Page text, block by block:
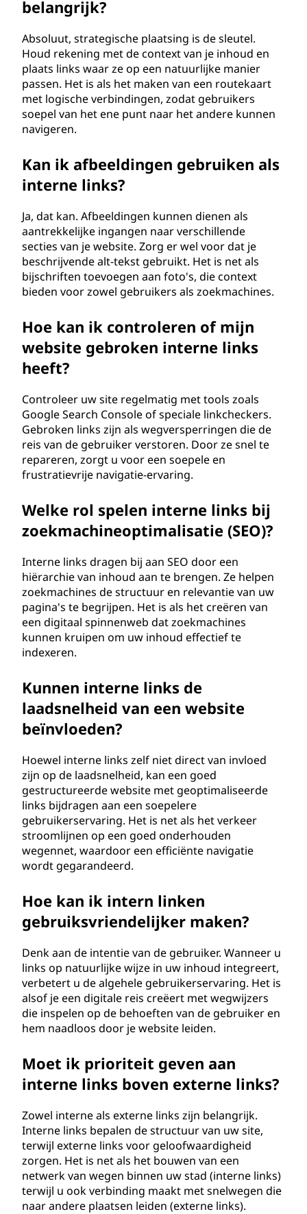
belangrijk?
Absoluut, strategische plaatsing is de sleutel.
Houd rekening met de context van je inhoud en
plaats links waar ze op een natuurlijke manier
passen. Het is als het maken van een routekaart
met logische verbindingen, zodat gebruikers
soepel van het ene punt naar het andere kunnen
navigeren.
Kan ik afbeeldingen gebruiken als
interne links?
Ja, dat kan. Afbeeldingen kunnen dienen als
aantrekkelijke ingangen naar verschillende
secties van je website. Zorg er wel voor dat je
beschrijvende alt-tekst gebruikt. Het is net als
bijschriften toevoegen aan foto's, die context
bieden voor zowel gebruikers als zoekmachines.
Hoe kan ik controleren of mijn
website gebroken interne links
heeft?
Controleer uw site regelmatig met tools zoals
Google Search Console of speciale linkcheckers.
Gebroken links zijn als wegversperringen die de
reis van de gebruiker verstoren. Door ze snel te
repareren, zorgt u voor een soepele en
frustratievrije navigatie-ervaring.
Welke rol spelen interne links bij
zoekmachineoptimalisatie (SEO)?
Interne links dragen bij aan SEO door een
hiërarchie van inhoud aan te brengen. Ze helpen
zoekmachines de structuur en relevantie van uw
pagina's te begrijpen. Het is als het creëren van
een digitaal spinnenweb dat zoekmachines
kunnen kruipen om uw inhoud effectief te
indexeren.
Kunnen interne links de
laadsnelheid van een website
beïnvloeden?
Hoewel interne links zelf niet direct van invloed
zijn op de laadsnelheid, kan een goed
gestructureerde website met geoptimaliseerde
links bijdragen aan een soepelere
gebruikerservaring. Het is net als het verkeer
stroomlijnen op een goed onderhouden
wegennet, waardoor een efficiënte navigatie
wordt gegarandeerd.
Hoe kan ik intern linken
gebruiksvriendelijker maken?
Denk aan de intentie van de gebruiker. Wanneer u
links op natuurlijke wijze in uw inhoud integreert,
verbetert u de algehele gebruikerservaring. Het is
alsof je een digitale reis creëert met wegwijzers
die inspelen op de behoeften van de gebruiker en
hem naadloos door je website leiden.
Moet ik prioriteit geven aan
interne links boven externe links?
Zowel interne als externe links zijn belangrijk.
Interne links bepalen de structuur van uw site,
terwijl externe links voor geloofwaardigheid
zorgen. Het is net als het bouwen van een
netwerk van wegen binnen uw stad (interne links)
terwijl u ook verbinding maakt met snelwegen die
naar andere plaatsen leiden (externe links).